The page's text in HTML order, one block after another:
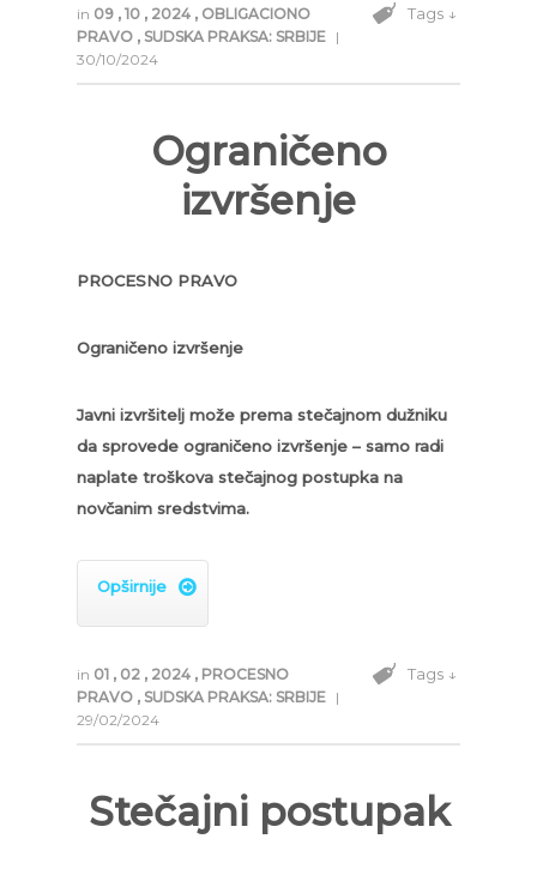
in 09 , 10 , 2024 , OBLIGACIONO
PRAVO , SUDSKA PRAKSA: SRBIJE |
30/10/2024
Tags ↓
Ograničeno
izvršenje
PROCESNO PRAVO
Ograničeno izvršenje
Javni izvršitelj može prema stečajnom dužniku
da sprovede ograničeno izvršenje – samo radi
naplate troškova stečajnog postupka na
novčanim sredstvima.
Opširnije 
in 01 , 02 , 2024 , PROCESNO
PRAVO , SUDSKA PRAKSA: SRBIJE |
29/02/2024
Tags ↓
Stečajni postupak